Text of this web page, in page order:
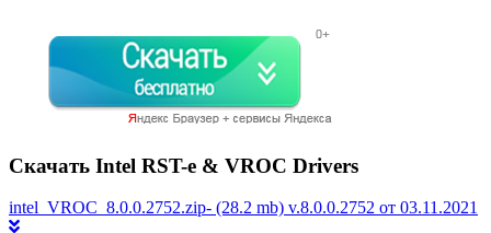
Скачать Intel RST-e & VROC Drivers
intel_VROC_8.0.0.2752.zip- (28.2 mb) v.8.0.0.2752 от 03.11.2021